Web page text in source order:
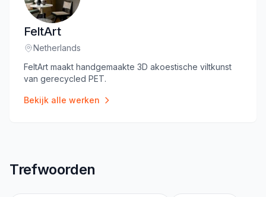
FeltArt
Locatie:
Netherlands
FeltArt maakt handgemaakte 3D akoestische viltkunst
van gerecycled PET.
Bekijk alle werken
Trefwoorden